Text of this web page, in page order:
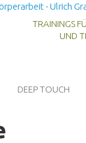
TRAININGS
UND
DEEP TOUCH